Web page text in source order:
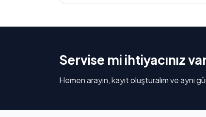
Servise mi ihtiyacınız
Hemen arayın, kayıt oluşturalım ve aynı